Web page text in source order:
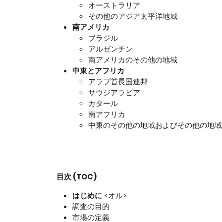
オーストラリア
その他のアジア太平洋地域
南アメリカ
ブラジル
アルゼンチン
南アメリカのその他の地域
中東とアフリカ
アラブ首長国連邦
サウジアラビア
カタール
南アフリカ
中東のその他の地域およびその他の地
目次 (TOC)
はじめに <オル>
調査の目的
市場の定義